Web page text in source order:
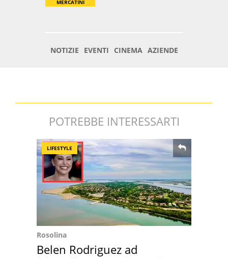
POTREBBE INTERESSARTI
LIFESTYLE
Rosolina
Belen Rodriguez ad